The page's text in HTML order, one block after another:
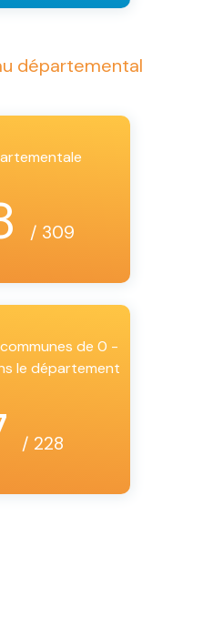
départemental
/ 309
de 0 -
le département
/ 228